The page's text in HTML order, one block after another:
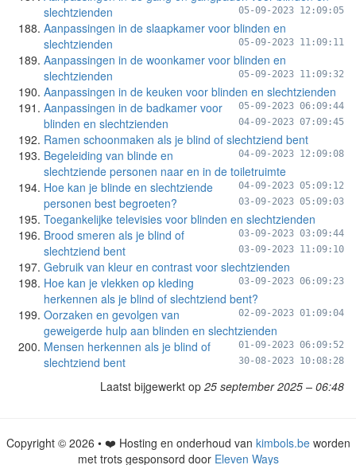
slechtzienden
05-09-2023 12:09:05
Aanpassingen in de slaapkamer voor blinden en
slechtzienden
05-09-2023 11:09:11
Aanpassingen in de woonkamer voor blinden en
slechtzienden
05-09-2023 11:09:32
Aanpassingen in de keuken voor blinden en slechtzienden
05-09-2023 06:09:44
Aanpassingen in de badkamer voor
blinden en slechtzienden
04-09-2023 07:09:45
Ramen schoonmaken als je blind of slechtziend bent
04-09-2023 12:09:08
Begeleiding van blinde en
slechtziende personen naar en in de toiletruimte
04-09-2023 05:09:12
Hoe kan je blinde en slechtziende
personen best begroeten?
03-09-2023 05:09:03
Toegankelijke televisies voor blinden en slechtzienden
03-09-2023 03:09:44
Brood smeren als je blind of
slechtziend bent
03-09-2023 11:09:10
Gebruik van kleur en contrast voor slechtzienden
03-09-2023 06:09:23
Hoe kan je vlekken op kleding
herkennen als je blind of slechtziend bent?
02-09-2023 01:09:04
Oorzaken en gevolgen van
geweigerde hulp aan blinden en slechtzienden
01-09-2023 06:09:52
Mensen herkennen als je blind of
slechtziend bent
30-08-2023 10:08:28
Laatst bijgewerkt op 25 september 2025 – 06:48
Copyright © 2026 • ❤️ Hosting en onderhoud van kimbols.beworden
met trots gesponsord door Eleven Ways